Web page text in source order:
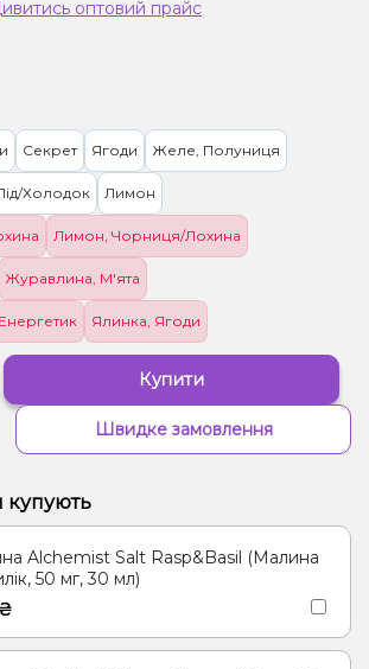
оптовий прайс
Секрет Ягоди Желе, Полуниця
Холодок Лимон
Лимон, Чорниця/Лохина
Журавлина, М'ята
Ялинка, Ягоди
Купити
Швидке замовлення
купують
Alchemist Salt Rasp&Basil (Малина
50 мг, 30 мл)